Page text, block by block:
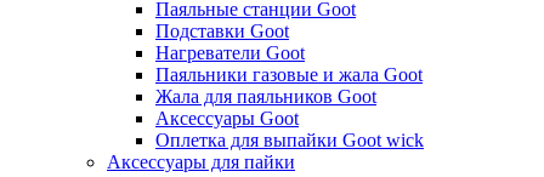
Паяльные станции Goot
Подставки Goot
Нагреватели Goot
Паяльники газовые и жала Goot
Жала для паяльников Goot
Аксессуары Goot
Оплетка для выпайки Goot wick
Аксессуары для пайки